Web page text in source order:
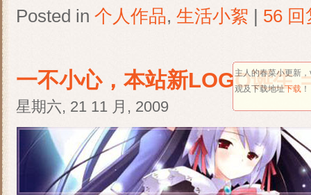
Posted in 个人作品, 生活小絮 | 56 回
一不小心，本站新LOGO诞生
星期六, 21 11 月, 2009
主人的春菜小更新
观及下载地址下载 ！